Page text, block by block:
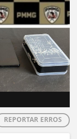
REPORTAR ERROS